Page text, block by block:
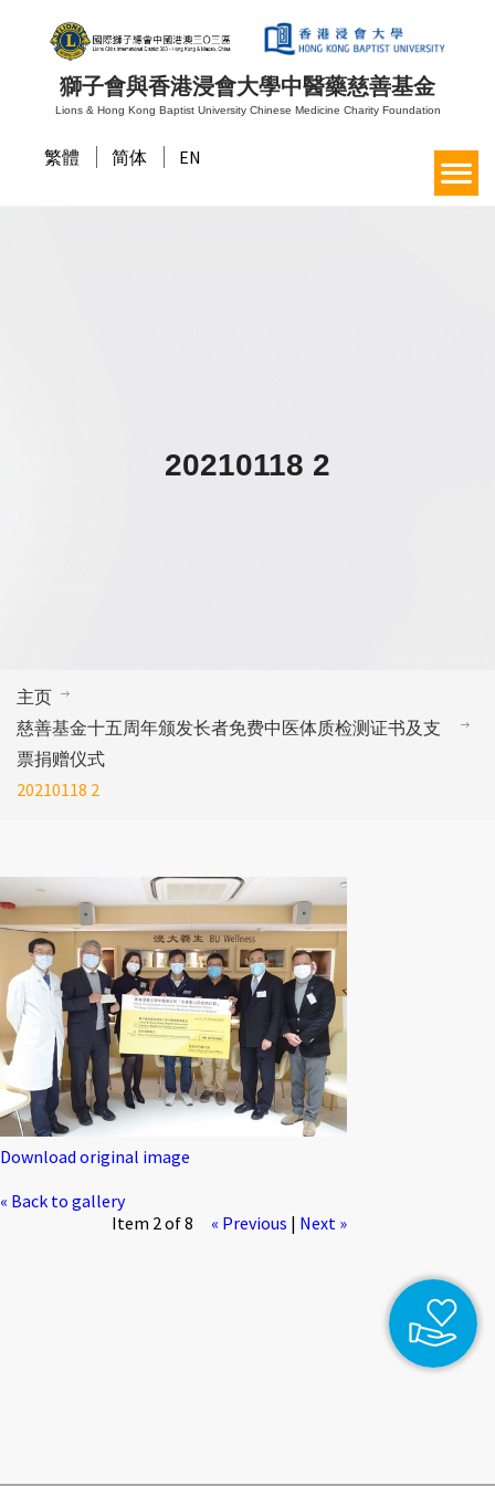
獅子會與香港浸會大學中醫藥慈善基金
Lions & Hong Kong Baptist University Chinese Medicine Charity Foundation
繁體 简体 EN
20210118 2
主页
慈善基金十五周年颁发长者免费中医体质检测证书及支
票捐赠仪式
20210118 2
Download original image
« Back to gallery
Item 2 of 8
« Previous | Next »